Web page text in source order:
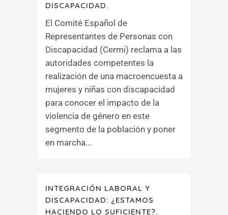
DISCAPACIDAD.
El Comité Español de
Representantes de Personas con
Discapacidad (Cermi) reclama a las
autoridades competentes la
realización de una macroencuesta a
mujeres y niñas con discapacidad
para conocer el impacto de la
violencia de género en este
segmento de la población y poner
en marcha...
INTEGRACIÓN LABORAL Y
DISCAPACIDAD: ¿ESTAMOS
HACIENDO LO SUFICIENTE?.